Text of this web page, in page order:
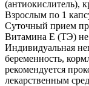
(антиокислитель),
Взрослым по 1
Суточный прием
Витамина Е (ТЭ) не
Индивидуальная
беременность,
рекомендуется
лекарственным